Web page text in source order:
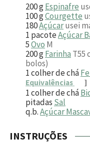
200gEspinafre
100gCourgette
180Açúcarusei
1 pacoteAçúcar
5Ovo M
200gFarinha T55
bolos)
1colher de chá
Equivalências
]
1colher de chá
pitadas Sal
q.b.Açúcar
INSTRUÇÕES